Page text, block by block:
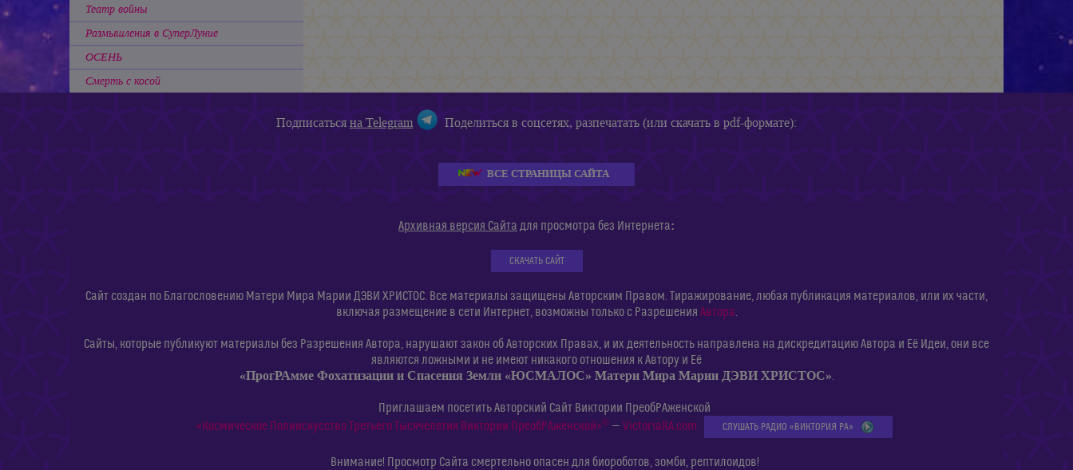
Театр войны
Размышления в СуперЛуние
ОСЕНЬ
Смерть с косой
Подписатьсяна Telegram Поделиться в соцсетях, разпечатать (или скачать в pdf-формате):
ВСЕ СТРАНИЦЫ САЙТА
Архивная версия Сайта для просмотра без Интернета:
СКАЧАТЬ САЙТ
Сайт создан по Благословению Матери Мира Марии ДЭВИ ХРИСТОС. Все материалы защищены Авторским Правом. Тиражирование, любая публикация материалов, или их части,
включая размещение в сети Интернет, возможны только с Разрешения Автора.
Сайты, которые публикуют материалы без Разрешения Автора, нарушают закон об Авторских Правах, и их деятельность направлена на дискредитацию Автора и Её Идеи, они все
являются ложными и не имеют никакого отношения к Автору и Её
«ПрогРАмме Фохатизации и Спасения Земли «ЮСМАЛОС» Матери Мира Марии ДЭВИ ХРИСТОС».
Приглашаем посетить Авторский Сайт Виктории ПреобРАженской
«Космическое Полиискусство Третьего Тысячелетия Виктории ПреобРАженской»© — VictoriaRA.com СЛУШАТЬ РАДИО «ВИКТОРИЯ РА»
Внимание! Просмотр Сайта смертельно опасен для биороботов, зомби, рептилоидов!